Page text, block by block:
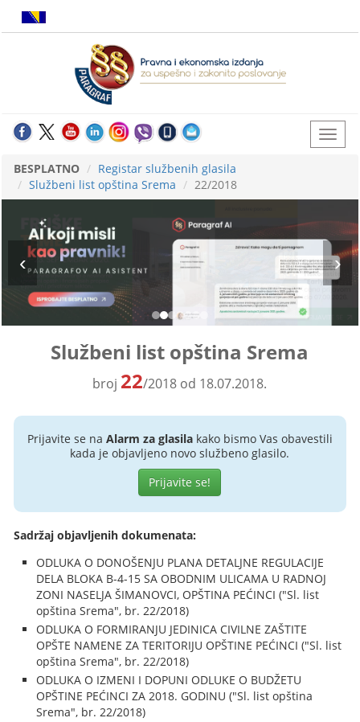
BESPLATNO
Registar službenih glasila
Službeni list opština Srema
22/2018
Službeni list opština Srema
broj 22/2018 od 18.07.2018.
Prijavite se na Alarm za glasilakako bismo Vas obavestili
kada je objavljeno novo službeno glasilo.
Prijavite se!
Sadržaj objavljenih dokumenata:
ODLUKA O DONOŠENJU PLANA DETALJNE REGULACIJE
DELA BLOKA B-4-15 SA OBODNIM ULICAMA U RADNOJ
ZONI NASELJA ŠIMANOVCI, OPŠTINA PEĆINCI ("Sl. list
opština Srema", br. 22/2018)
ODLUKA O FORMIRANJU JEDINICA CIVILNE ZAŠTITE
OPŠTE NAMENE ZA TERITORIJU OPŠTINE PEĆINCI ("Sl. list
opština Srema", br. 22/2018)
ODLUKA O IZMENI I DOPUNI ODLUKE O BUDŽETU
OPŠTINE PEĆINCI ZA 2018. GODINU ("Sl. list opština
Srema", br. 22/2018)